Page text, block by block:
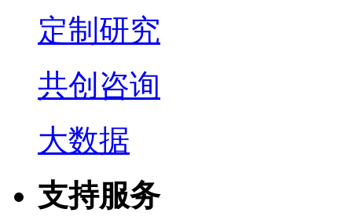
定制研究
共创咨询
大数据
支持服务